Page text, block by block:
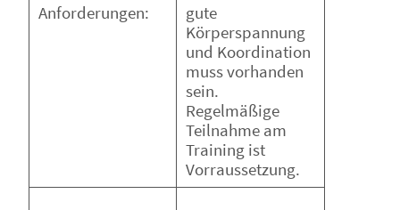
Anforderungen:
gute
Körperspannung
und Koordination
muss vorhanden
sein.
Regelmäßige
Teilnahme am
Training ist
Vorraussetzung.